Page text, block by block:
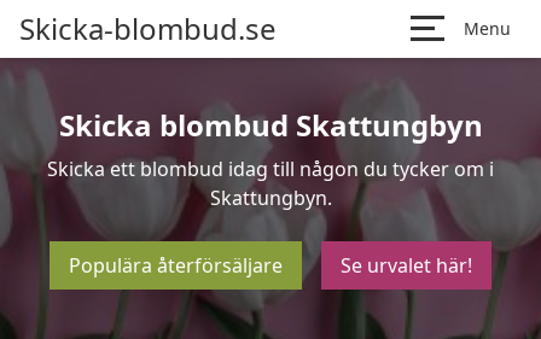
Skicka-blombud.se Menu
Skicka blombud Skattungbyn
Skicka ett blombud idag till någon du tycker om i
Skattungbyn.
Populära återförsäljare Se urvalet här!